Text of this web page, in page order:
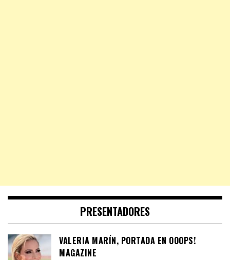
PRESENTADORES
VALERIA MARÍN, PORTADA EN OOOPS!
MAGAZINE